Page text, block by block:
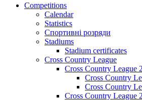
Competitions
Calendar
Statistics
Спортивні розряди
Stadiums
Stadium certificates
Cross Country League
Cross Country League
Cross Country
Cross Country
Cross Country League